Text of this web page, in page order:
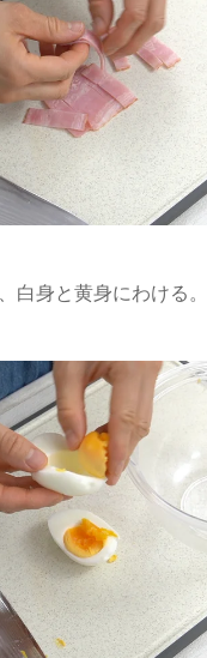
白身と黄身にわける。